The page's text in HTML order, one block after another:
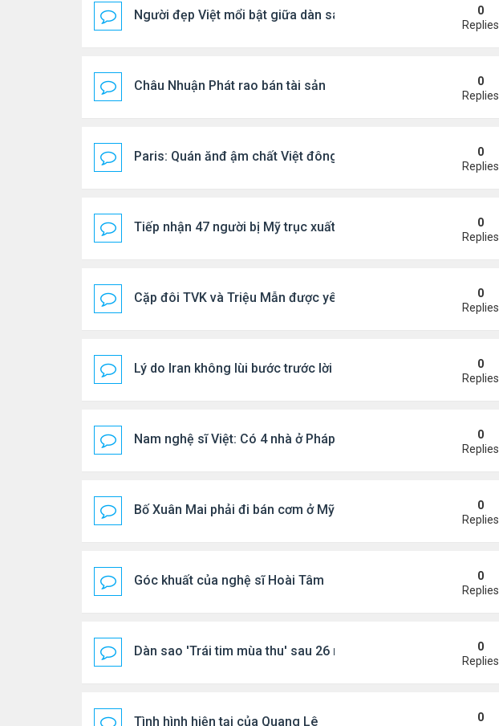
Người đẹp Việt mổi bật giữa dàn sao châu Á
0
Replies
Châu Nhuận Phát rao bán tài sản
0
Replies
Paris: Quán ănđ ậm chất Việt đông kín khách chờ
0
Replies
Tiếp nhận 47 người bị Mỹ trục xuất, Công an khuyến cáo
0
Replies
Cặp đôi TVK và Triệu Mẫn được yêu thích nhất
0
Replies
Lý do Iran không lùi bước trước lời đe dọa của ông Trump
0
Replies
Nam nghệ sĩ Việt: Có 4 nhà ở Pháp, sống gần tháp Eiffel...
0
Replies
Bố Xuân Mai phải đi bán cơm ở Mỹ
0
Replies
Góc khuất của nghệ sĩ Hoài Tâm
0
Replies
Dàn sao 'Trái tim mùa thu' sau 26 năm
0
Replies
Tình hình hiện tại của Quang Lê
0